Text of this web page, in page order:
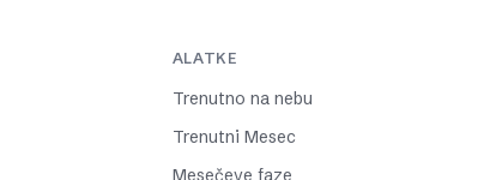
ALATKE
Trenutno na nebu
Trenutni Mesec
Mesečeve faze